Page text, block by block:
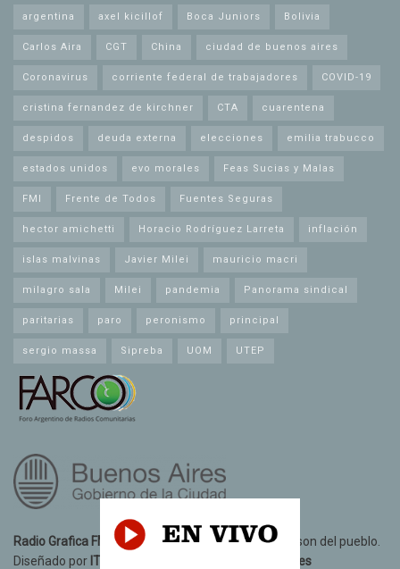
argentina axel kicillof Boca Juniors Bolivia
Carlos Aira CGT China ciudad de buenos aires
Coronavirus corriente federal de trabajadores COVID-19
cristina fernandez de kirchner CTA cuarentena
despidos deuda externa elecciones emilia trabucco
estados unidos evo morales Feas Sucias y Malas
FMI Frente de Todos Fuentes Seguras
hector amichetti Horacio Rodríguez Larreta inflación
islas malvinas Javier Milei mauricio macri
milagro sala Milei pandemia Panorama sindical
paritarias paro peronismo principal
sergio massa Sipreba UOM UTEP
Radio Grafica FM 89.3© 2021. Todos los derechos son del pueblo.
Diseñado por IT10 Informatica y Telecomunicaciones